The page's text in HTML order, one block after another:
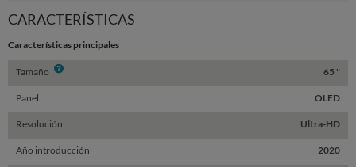
CARACTERÍSTICAS
Características principales
Tamaño Info 65 "
Panel OLED
Resolución Ultra-HD
Año introducción 2020